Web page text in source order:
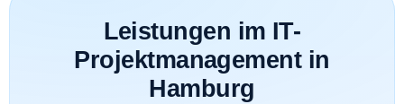
Leistungen im IT-
Projektmanagement in
Hamburg